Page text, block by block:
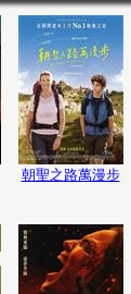
朝聖之路萬漫步